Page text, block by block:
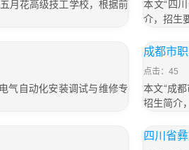
月花高级技工学校，根据前
本文“四
介，招生
气自动化安装调试与维修专
成都市
点击：45
本文“成
招生简介
四川省